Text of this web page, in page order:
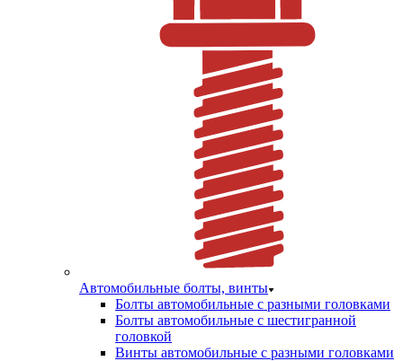
Автомобильные болты, винты
Болты автомобильные с разными головками
Болты автомобильные с шестигранной
головкой
Винты автомобильные с разными головками